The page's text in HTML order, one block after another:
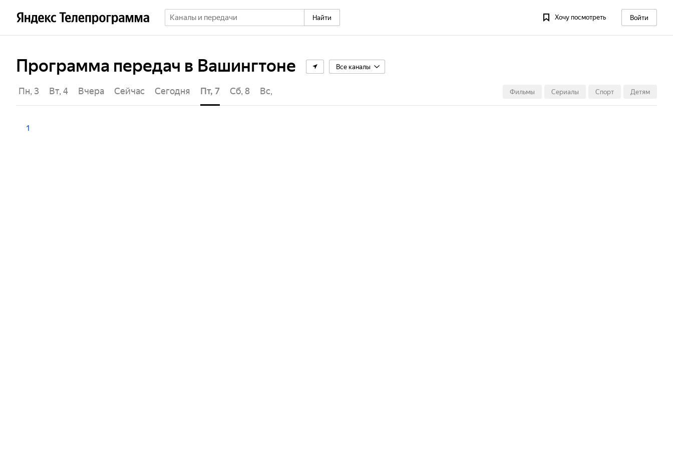
Найти Хочу посмотреть Войти
Программа передач в Вашингтоне Все каналы
Пн, 3 Вт, 4 Вчера Сейчас Сегодня Пт, 7 Сб, 8 Вс, 9 Вс, 16
Фильмы Сериалы Спорт Детям
1